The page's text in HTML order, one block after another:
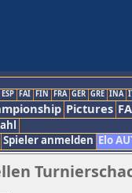
ESP FAI FIN FRA GER GRE INA
Pictures
Spieler anmelden Elo